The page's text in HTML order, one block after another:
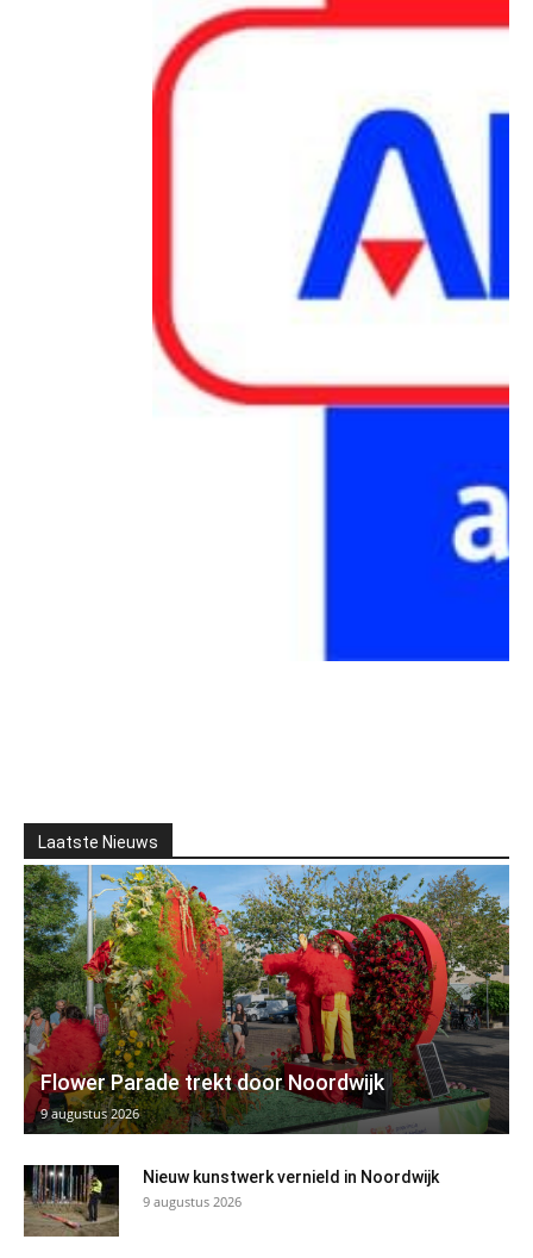
Laatste Nieuws
Flower Parade trekt door Noordwijk
9 augustus 2026
Nieuw kunstwerk vernield in Noordwijk
9 augustus 2026